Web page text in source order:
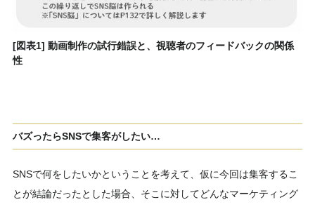
[図表1] 動画制作の試行錯誤と、視聴者のフィードバックの関係
性
バズったらSNSで集客がしたい…
SNSで何をしたいかということを考えて、仮に今回は集客するこ
とが結論だったとした場合、そこに対してどんなマーケティング